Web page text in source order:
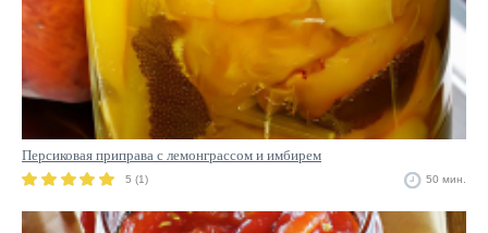
Персиковая приправа с лемонграссом и имбирем
5 (1) 50 мин.